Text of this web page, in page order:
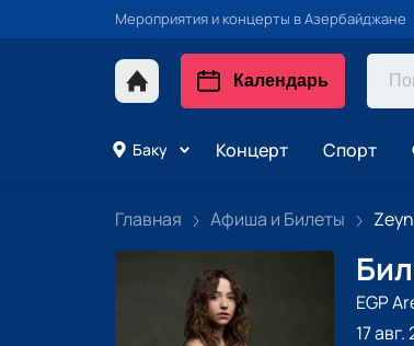
Мероприятия и концерты в Азербайджане
Календарь
Баку Концерт Спорт
Главная Афиша и Билеты
EGP
17